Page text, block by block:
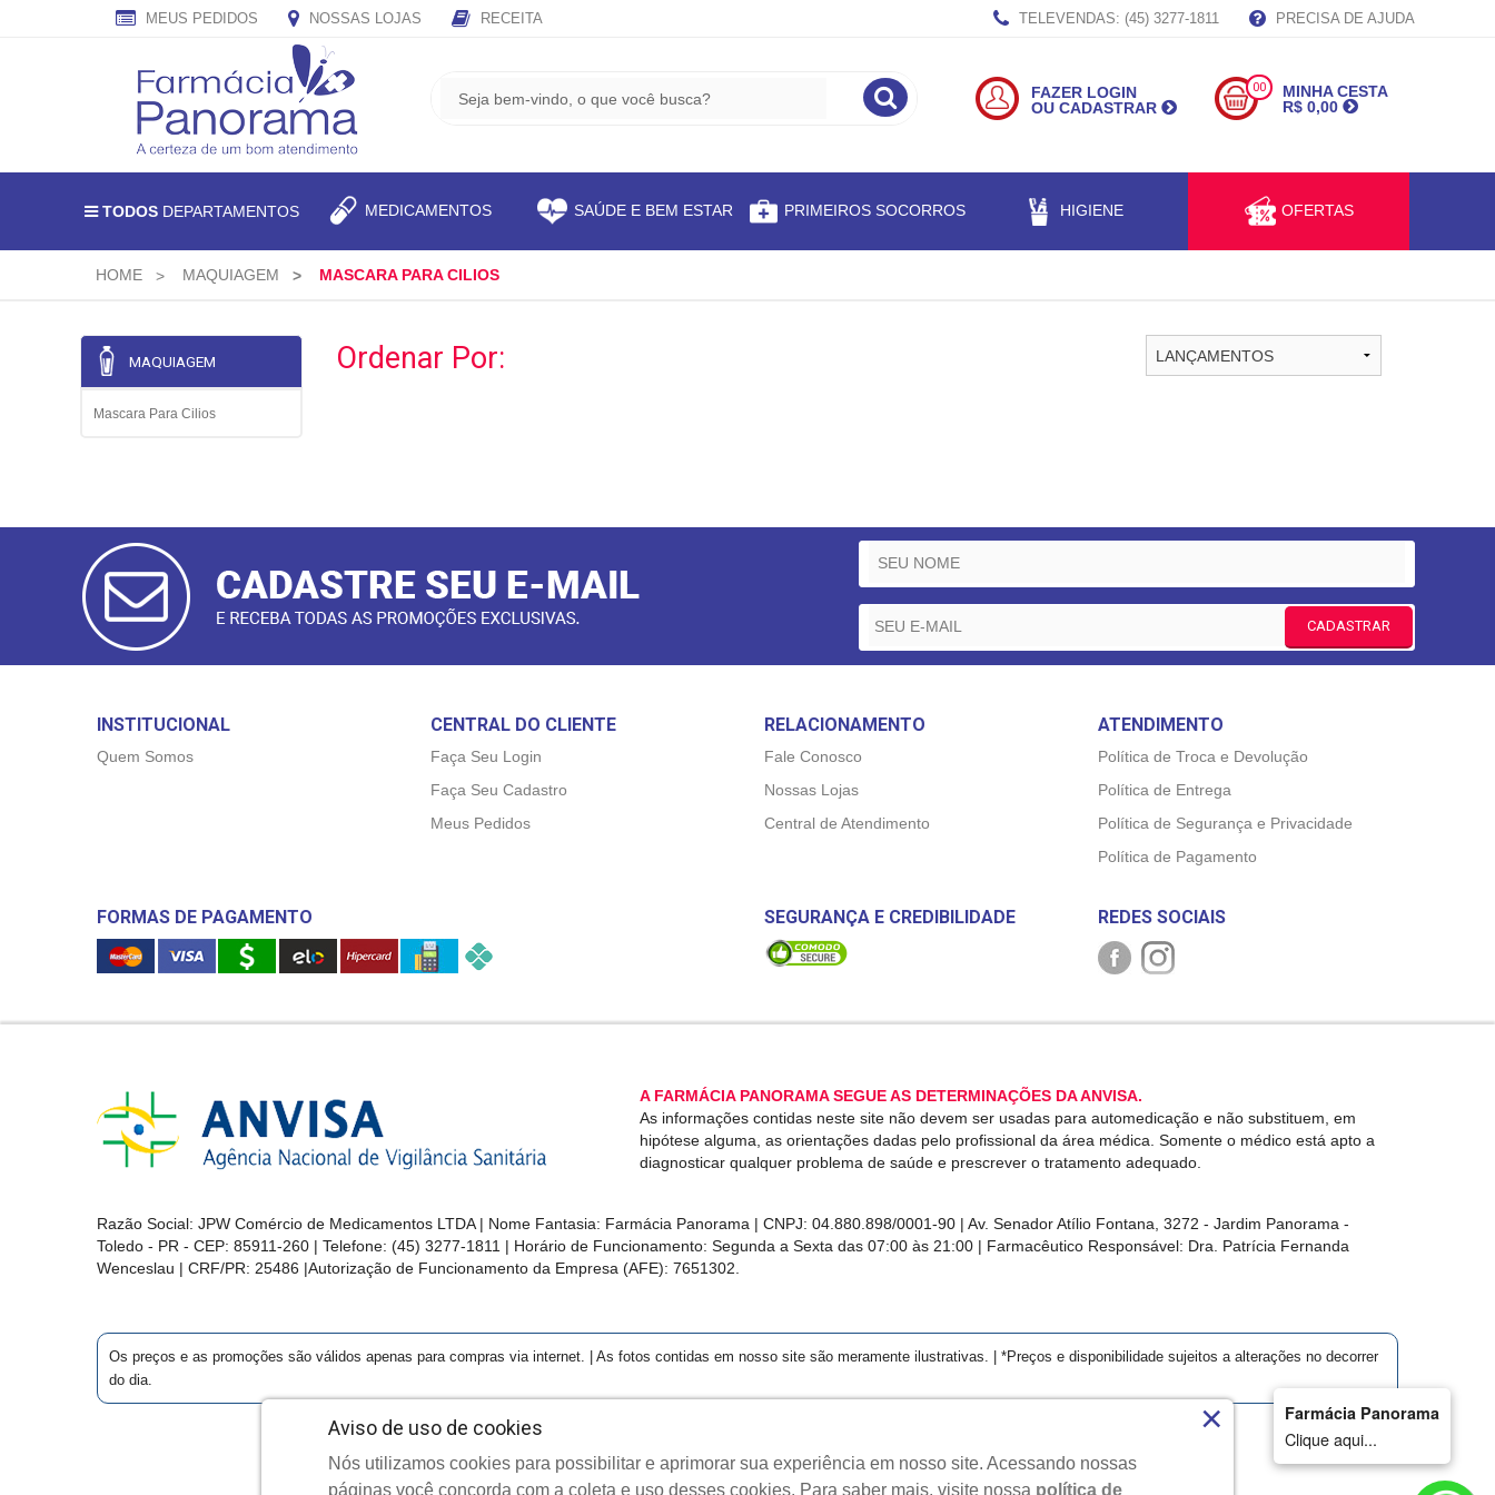
MEUS PEDIDOS NOSSAS LOJAS RECEITA TELEVENDAS: (45) 3277-1811 PRECISA DE AJUDA
Farmácia Panorama
Clique aqui...
FAZER LOGIN
OU CADASTRAR
00
MINHA CESTA
R$ 0,00
TODOS DEPARTAMENTOS MEDICAMENTOS SAÚDE E BEM ESTAR PRIMEIROS SOCORROS HIGIENE OFERTAS
HOME MAQUIAGEM MASCARA PARA CILIOS
MAQUIAGEM
Mascara Para Cilios
Ordenar Por:
CADASTRE
SEU
MAIL
RECEBA
PROMOÇÕES
CADASTRAR
E-MAIL
CADASTRAR
INSTITUCIONAL
Quem Somos
CENTRAL DO CLIENTE
Faça Seu Login
Faça Seu Cadastro
Meus Pedidos
RELACIONAMENTO
Fale Conosco
Nossas Lojas
Central de Atendimento
ATENDIMENTO
Política de Troca e Devolução
Política de Entrega
Política de Segurança e Privacidade
Política de Pagamento
FORMAS DE PAGAMENTO SEGURANÇA E CREDIBILIDADE REDES SOCIAIS
A FARMÁCIA PANORAMA SEGUE AS DETERMINAÇÕES DA ANVISA.
As informações contidas neste site não devem ser usadas para automedicação e não substituem, em
hipótese alguma, as orientações dadas pelo profissional da área médica. Somente o médico está apto a
diagnosticar qualquer problema de saúde e prescrever o tratamento adequado.
Razão Social: JPW Comércio de Medicamentos LTDA | Nome Fantasia: Farmácia Panorama | CNPJ: 04.880.898/0001-90 | Av. Senador Atílio Fontana, 3272 - Jardim Panorama -
Toledo - PR - CEP: 85911-260 | Telefone: (45) 3277-1811 | Horário de Funcionamento: Segunda a Sexta das 07:00 às 21:00 | Farmacêutico Responsável: Dra. Patrícia Fernanda
Wenceslau | CRF/PR: 25486 |Autorização de Funcionamento da Empresa (AFE): 7651302.
Os preços e as promoções são válidos apenas para compras via internet. | As fotos contidas em nosso site são meramente ilustrativas. | *Preços e disponibilidade sujeitos a alterações no decorrer
do dia.
Copyright © 2022 Farmácia Panorama - Todos os direitos reservados.
Aviso de uso de cookies
Nós utilizamos cookies para possibilitar e aprimorar sua experiência em nosso site. Acessando nossas
páginas você concorda com a coleta e uso desses cookies. Para saber mais, visite nossa política de
×